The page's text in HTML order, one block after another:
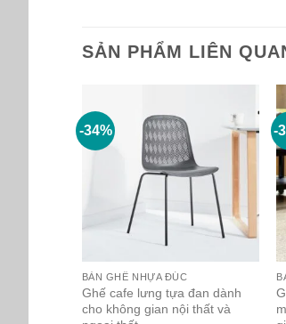
SẢN PHẨM LIÊN
-34%
BÀN GHẾ NHỰA ĐÚC
Ghế cafe lưng tựa đan dành
cho không gian nội thất và
-